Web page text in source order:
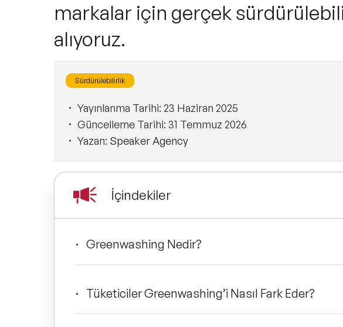
markalar için gerçek
alıyoruz.
Sürdürülebilirlik
Yayınlanma Tarihi: 23 Haziran 2025
Güncelleme Tarihi: 31 Temmuz 2026
Yazan: Speaker Agency
İçindekiler
Greenwashing Nedir?
Tüketiciler Greenwashing’i Nasıl Fark Eder?